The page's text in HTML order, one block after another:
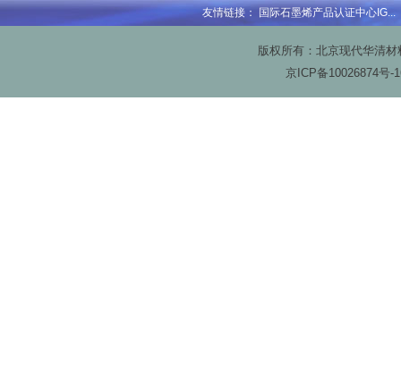
友情链接： 国际石墨烯产品认证中心IG...
版权所有：北京现代华清
京ICP备10026874号-